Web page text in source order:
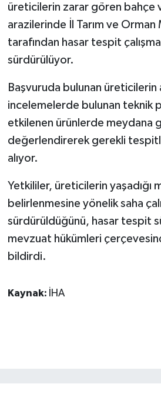
üreticilerin zarar gören bahçe
arazilerinde İl Tarım ve
tarafından hasar tespit
sürdürülüyor.
Başvuruda bulunan üreticilerin
incelemelerde bulunan teknik
etkilenen ürünlerde meydana
değerlendirerek gerekli
alıyor.
Yetkililer, üreticilerin yaşadığı
belirlenmesine yönelik saha
sürdürüldüğünü, hasar tespit
mevzuat hükümleri
bildirdi.
Kaynak: İHA
Jandarma
Kadın
KÜLTÜR SANAT
MAGAZİN
Otomobil
Sağlık
SİYASET
TEKNOLOJİ